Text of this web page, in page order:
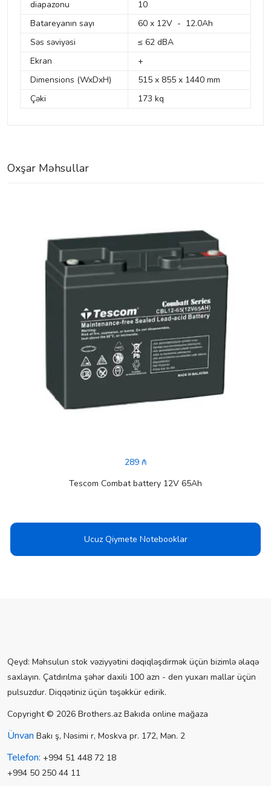
diapazonu
10
Batareyanın sayı
60 x 12V - 12.0Ah
Səs səviyəsi
≤ 62 dBA
Ekran
+
Dimensions (WxDxH)
515 x 855 x 1440 mm
Çəki
173 kq
Oxşar Məhsullar
289 ₼
Tescom Combat battery 12V 65Ah
Ucuz Qiymete Notebooklar
Qeyd: Məhsulun stok vəziyyətini dəqiqləşdirmək üçün bizimlə əlaqə
saxlayın. Çatdırılma şəhər daxili 100 azn - den yuxarı mallar üçün
pulsuzdur. Diqqətiniz üçün təşəkkür edirik.
Copyright © 2026 Brothers.az Bakıda online mağaza
Ünvan Bakı ş, Nəsimi r, Moskva pr. 172, Mən. 2
Telefon: +994 51 448 72 18
+994 50 250 44 11